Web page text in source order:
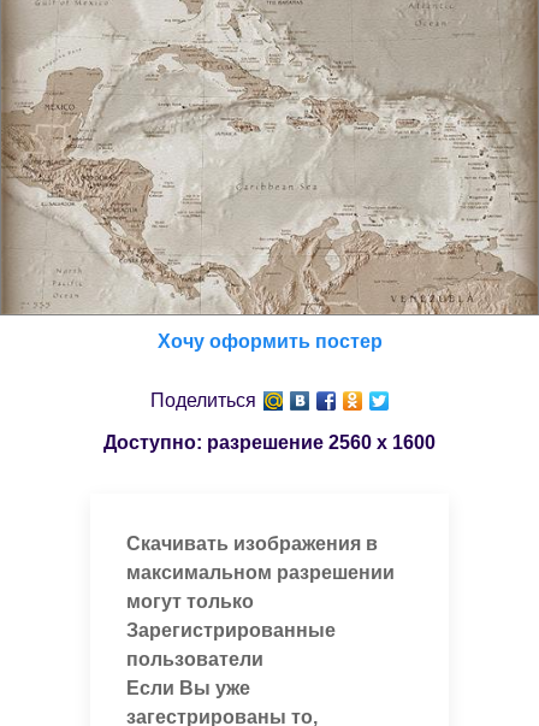
Хочу оформить постер
Поделиться
Доступно: разрешение 2560 x 1600
Скачивать изображения в
максимальном разрешении
могут только
Зарегистрированные
пользователи
Если Вы уже
загестрированы то,